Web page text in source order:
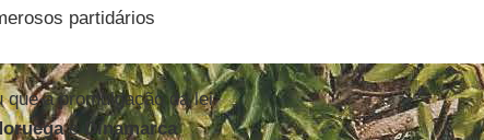
partidários
que a promulgação da lei
eDinamarca